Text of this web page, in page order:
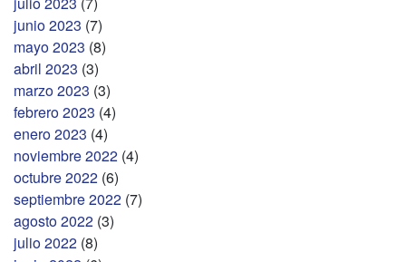
junio 2023 (7)
mayo 2023 (8)
abril 2023 (3)
marzo 2023 (3)
febrero 2023 (4)
enero 2023 (4)
noviembre 2022 (4)
octubre 2022 (6)
septiembre 2022 (7)
agosto 2022 (3)
julio 2022 (8)